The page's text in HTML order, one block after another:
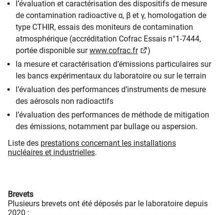
l’évaluation et caractérisation des dispositifs de mesure
de contamination radioactive α, β et γ, homologation de
type CTHIR, essais des moniteurs de contamination
atmosphérique (accréditation Cofrac Essais n°1-7444,
portée disponible surwww.cofrac.fr
)
la mesure et caractérisation d’émissions particulaires sur
les bancs expérimentaux du laboratoire ou sur le terrain
l’évaluation des performances d’instruments de mesure
des aérosols non radioactifs
l’évaluation des performances de méthode de mitigation
des émissions, notamment par bullage ou aspersion.
Liste des prestations concernant les installations
nucléaires et industrielles.
Brevets
Plusieurs brevets ont été déposés par le laboratoire depuis
2020 :